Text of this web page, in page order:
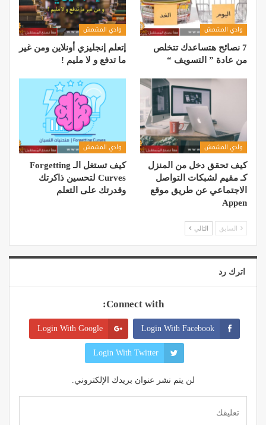
وادي المشمش
7 نصائح هتساعدك تتخلص
من عادة ” التسويف “
وادي المشمش
إتعلم إنجليزي أونلاين ومن غير
ما تدفع و لا مليم !
وادي المشمش
كيف تحقق دخل من المنزل
كـ مقیم لشبكات التواصل
الاجتماعي عن طریق موقع
Appen
وادي المشمش
كيف تستغل الـ Forgetting
Curves لتحسين ذاكرتك
وقدرتك على التعلم
السابق التالي
اترك رد
Connect with:
Login With Facebook
Login With Google
Login With Twitter
لن يتم نشر عنوان بريدك الإلكتروني.